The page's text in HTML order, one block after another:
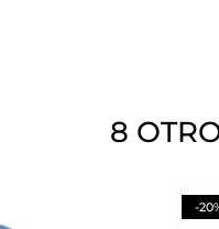
8
-